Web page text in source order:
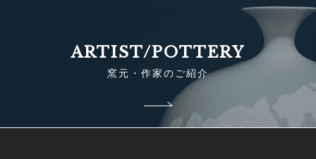
ARTIST/POTTERY
窯元・作家のご紹介